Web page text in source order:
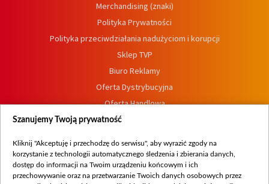
Merchandising (znaki)
Polityka Prywatności
Polityka przeciwdziałania nadużyciom i korupcji
Sklep TVP
Biuro Reklamy
Oferta Dystrybucyjna
Oferta Handlowa
Dostępność
Procedura zgłoszeń wewnętrznych
Szanujemy Twoją prywatność
Kliknij "Akceptuję i przechodzę do serwisu", aby wyrazić zgody na
korzystanie z technologii automatycznego śledzenia i zbierania danych,
dostęp do informacji na Twoim urządzeniu końcowym i ich
przechowywanie oraz na przetwarzanie Twoich danych osobowych przez